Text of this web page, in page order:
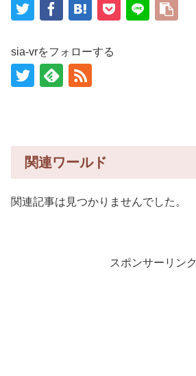
sia-vrをフォローする
関連ワールド
関連記事は見つかりませんでした。
スポンサーリンク